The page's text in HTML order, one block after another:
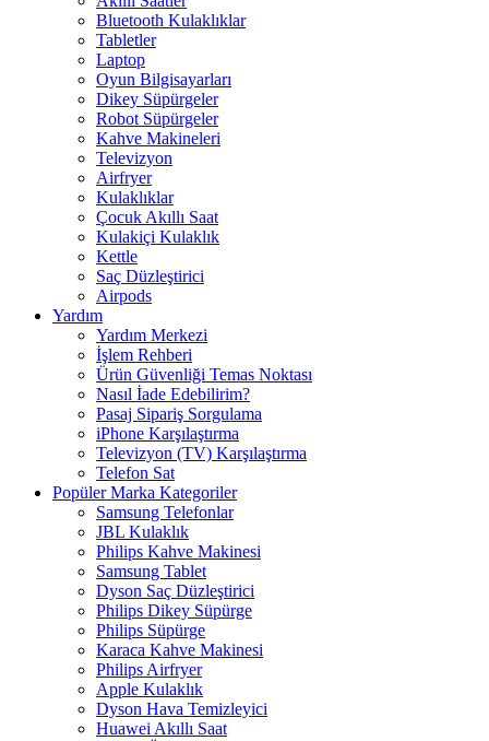
Bluetooth Kulaklıklar
Tabletler
Laptop
Oyun Bilgisayarları
Dikey Süpürgeler
Robot Süpürgeler
Kahve Makineleri
Televizyon
Airfryer
Kulaklıklar
Çocuk Akıllı Saat
Kulakiçi Kulaklık
Kettle
Saç Düzleştirici
Airpods
Yardım
Yardım Merkezi
İşlem Rehberi
Ürün Güvenliği Temas Noktası
Nasıl İade Edebilirim?
Pasaj Sipariş Sorgulama
iPhone Karşılaştırma
Televizyon (TV) Karşılaştırma
Telefon Sat
Popüler Marka Kategoriler
Samsung Telefonlar
JBL Kulaklık
Philips Kahve Makinesi
Samsung Tablet
Dyson Saç Düzleştirici
Philips Dikey Süpürge
Philips Süpürge
Karaca Kahve Makinesi
Philips Airfryer
Apple Kulaklık
Dyson Hava Temizleyici
Huawei Akıllı Saat